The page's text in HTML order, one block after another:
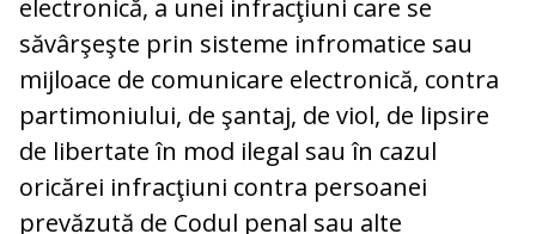
electronică, a unei infracţiuni care se
săvârşeşte prin sisteme infromatice sau
mijloace de comunicare electronică, contra
partimoniului, de şantaj, de viol, de lipsire
de libertate în mod ilegal sau în cazul
oricărei infracţiuni contra persoanei
prevăzută de Codul penal sau alte